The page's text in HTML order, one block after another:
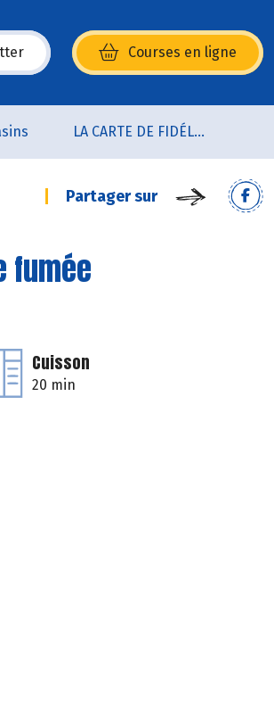
Courses en ligne
nouvelle fenêtre)
LA CARTE DE FIDÉLITÉ
Partager sur
fumée
Cuisson
20 min